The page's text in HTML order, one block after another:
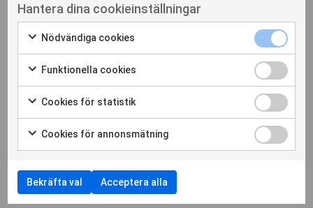
Inspirerande kampanjer, kloka insikter, och engagerande
diskussioner utlovas!
Varmt välkomna!
Vi har möjlighet att bjuda in ett begränsat antal till Studio
Sergel (Sergels Torg i Stockholm) och vara med under
sändningen av Rättighetsforum på plats. Först till kvarn
Hantera dina cookieinställningar
Nödvändiga cookies
Funktionella cookies
Cookies för statistik
Cookies för annonsmätning
Bekräfta val Acceptera alla